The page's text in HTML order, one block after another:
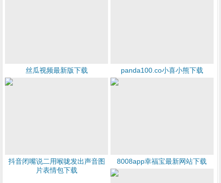
丝瓜视频最新版下载 panda100.co小喜小熊下载
抖音闭嘴说二用喉咙发出声音图
片表情包下载
8008app幸福宝最新网站下载